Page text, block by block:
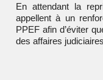
En attendant la
appellent à un
PPEF afin d’éviter
des affaires